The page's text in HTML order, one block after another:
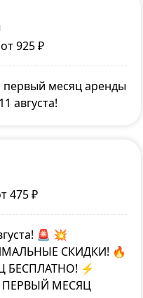
925 ₽
первый месяц аренды
августа!
475 ₽
🚨 💥
СКИДКИ! 🔥
БЕСПЛАТНО! ⚡
ПЕРВЫЙ МЕСЯЦ